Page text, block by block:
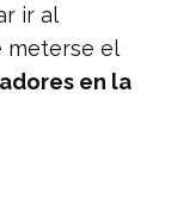
ir al
meterse el
en la